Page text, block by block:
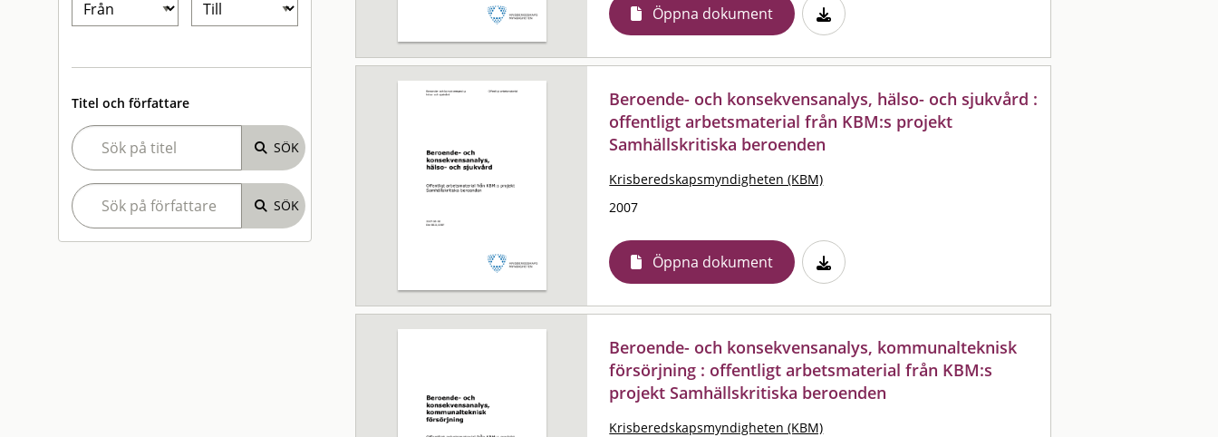
Titel och författare
Öppna dokument
Beroende- och konsekvensanalys, hälso- och sjukvård :
offentligt arbetsmaterial från KBM:s projekt
Samhällskritiska beroenden
Krisberedskapsmyndigheten (KBM)
2007
Öppna dokument
Beroende- och konsekvensanalys, kommunalteknisk
försörjning : offentligt arbetsmaterial från KBM:s
projekt Samhällskritiska beroenden
Krisberedskapsmyndigheten (KBM)